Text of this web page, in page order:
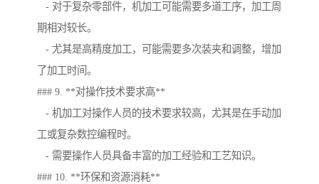
- 对于复杂零部件，机加工可能需要多道工序，加工周
期相对较长。
- 尤其是高精度加工，可能需要多次装夹和调整，增加
了加工时间。
### 9. **对操作技术要求高**
- 机加工对操作人员的技术要求较高，尤其是在手动加
工或复杂数控编程时。
- 需要操作人员具备丰富的加工经验和工艺知识。
### 10. **环保和资源消耗**